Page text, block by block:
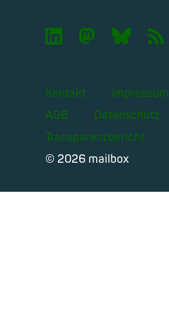
 🦣︎ 🦋︎ 📡︎
Kontakt
Impressum
AGB
Datenschutz
Transparenzbericht
© 2026 mailbox